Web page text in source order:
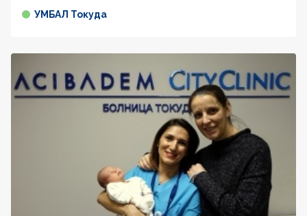
УМБАЛ Токуда